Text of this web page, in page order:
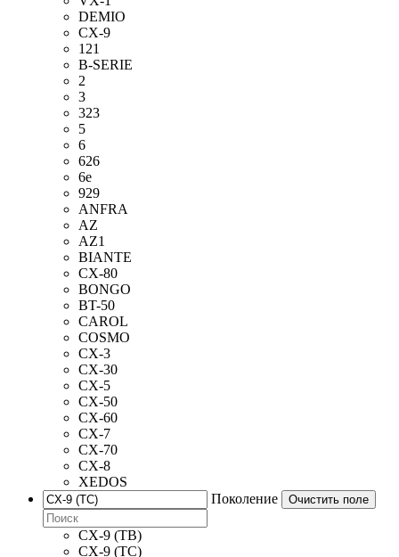
DEMIO
CX-9
121
B-SERIE
2
3
323
5
6
626
6e
929
ANFRA
AZ
AZ1
BIANTE
CX-80
BONGO
BT-50
CAROL
COSMO
CX-3
CX-30
CX-5
CX-50
CX-60
CX-7
CX-70
CX-8
XEDOS
Поколение
Очистить поле
CX-9 (TB)
CX-9 (TC)